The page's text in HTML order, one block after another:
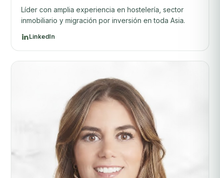
Líder con amplia experiencia en hostelería, sector
inmobiliario y migración por inversión en toda Asia.
LinkedIn